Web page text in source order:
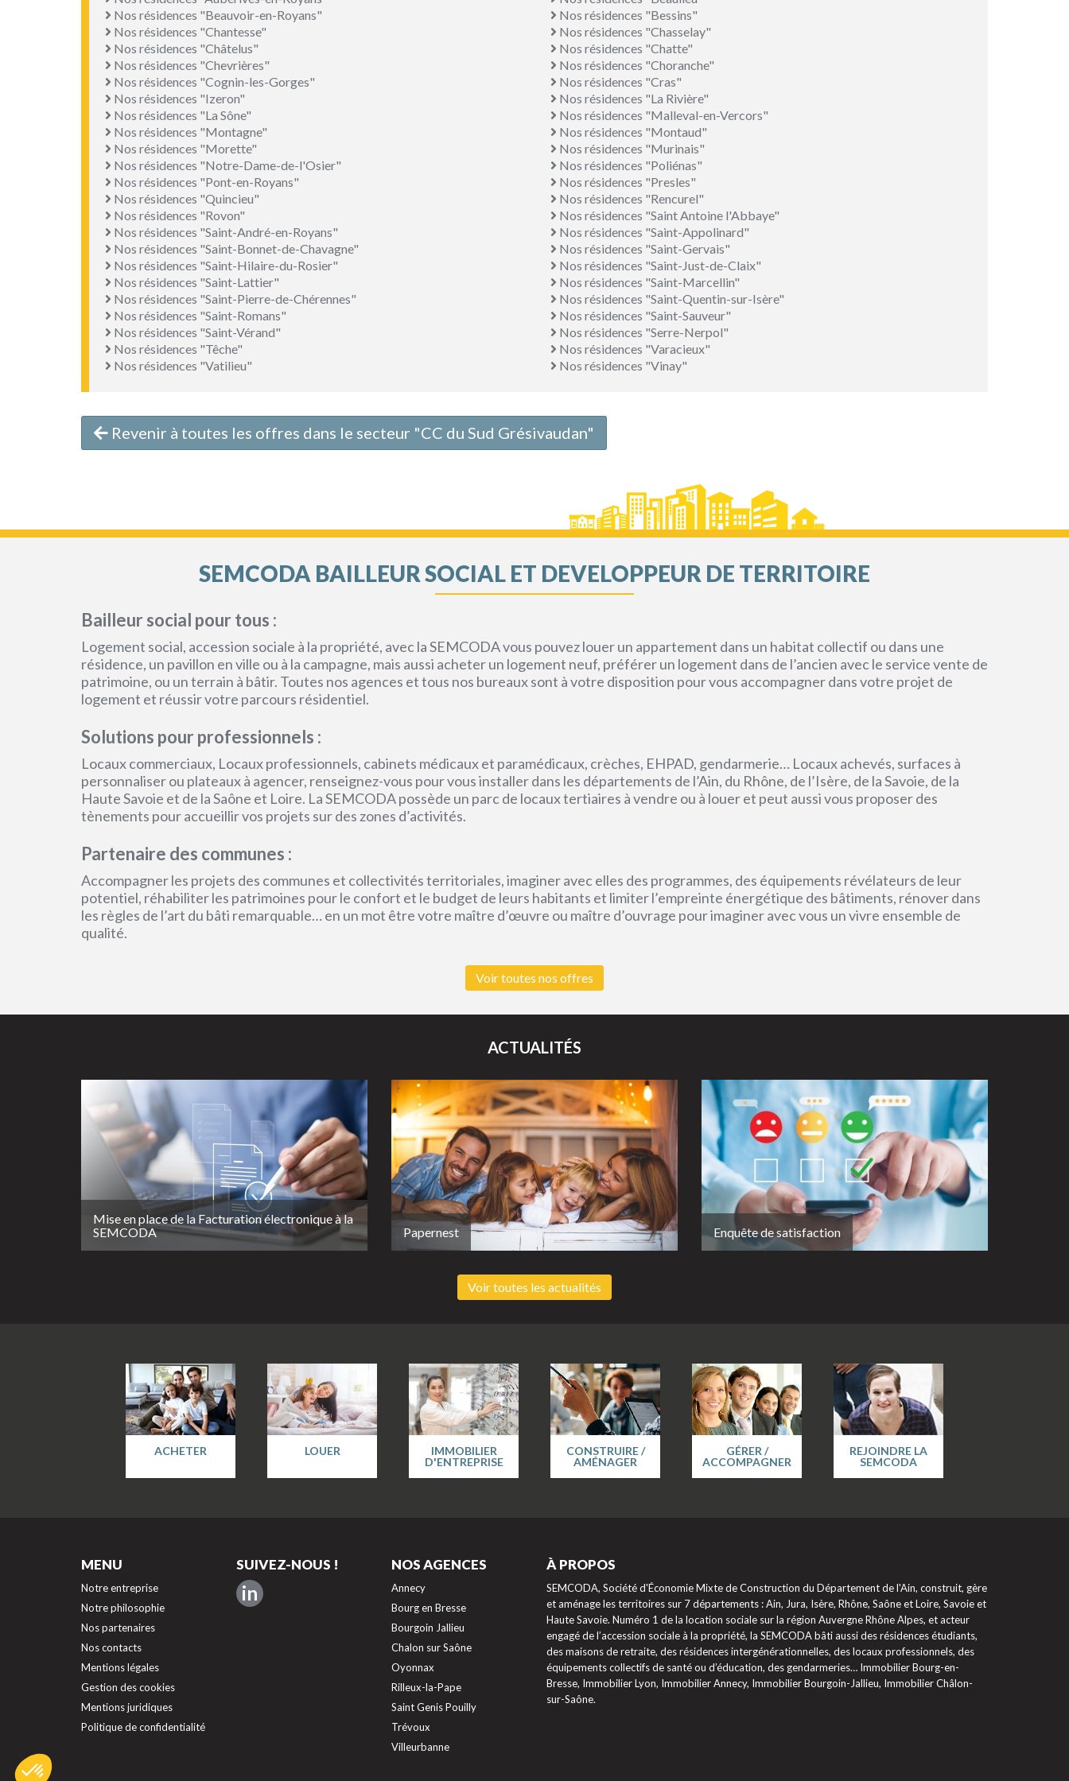
Nos résidences "Beauvoir-en-Royans"
Nos résidences "Bessins"
Nos résidences "Chantesse"
Nos résidences "Chasselay"
Nos résidences "Châtelus"
Nos résidences "Chatte"
Nos résidences "Chevrières"
Nos résidences "Choranche"
Nos résidences "Cognin-les-Gorges"
Nos résidences "Cras"
Nos résidences "Izeron"
Nos résidences "La Rivière"
Nos résidences "La Sône"
Nos résidences "Malleval-en-Vercors"
Nos résidences "Montagne"
Nos résidences "Montaud"
Nos résidences "Morette"
Nos résidences "Murinais"
Nos résidences "Notre-Dame-de-l'Osier"
Nos résidences "Poliénas"
Nos résidences "Pont-en-Royans"
Nos résidences "Presles"
Nos résidences "Quincieu"
Nos résidences "Rencurel"
Nos résidences "Rovon"
Nos résidences "Saint Antoine l'Abbaye"
Nos résidences "Saint-André-en-Royans"
Nos résidences "Saint-Appolinard"
Nos résidences "Saint-Bonnet-de-Chavagne"
Nos résidences "Saint-Gervais"
Nos résidences "Saint-Hilaire-du-Rosier"
Nos résidences "Saint-Just-de-Claix"
Nos résidences "Saint-Lattier"
Nos résidences "Saint-Marcellin"
Nos résidences "Saint-Pierre-de-Chérennes"
Nos résidences "Saint-Quentin-sur-Isère"
Nos résidences "Saint-Romans"
Nos résidences "Saint-Sauveur"
Nos résidences "Saint-Vérand"
Nos résidences "Serre-Nerpol"
Nos résidences "Têche"
Nos résidences "Varacieux"
Nos résidences "Vatilieu"
Nos résidences "Vinay"
Revenir à toutes les offres dans le secteur "CC du Sud Grésivaudan"
SEMCODA BAILLEUR SOCIAL ET DEVELOPPEUR DE TERRITOIRE
Bailleur social pour tous :
Logement social, accession sociale à la propriété, avec la SEMCODA vous pouvez louer un appartement dans un habitat collectif ou dans une
résidence, un pavillon en ville ou à la campagne, mais aussi acheter un logement neuf, préférer un logement dans de l’ancien avec le service vente de
patrimoine, ou un terrain à bâtir. Toutes nos agences et tous nos bureaux sont à votre disposition pour vous accompagner dans votre projet de
logement et réussir votre parcours résidentiel.
Solutions pour professionnels :
Locaux commerciaux, Locaux professionnels, cabinets médicaux et paramédicaux, crèches, EHPAD, gendarmerie… Locaux achevés, surfaces à
personnaliser ou plateaux à agencer, renseignez-vous pour vous installer dans les départements de l’Ain, du Rhône, de l’Isère, de la Savoie, de la
Haute Savoie et de la Saône et Loire. La SEMCODA possède un parc de locaux tertiaires à vendre ou à louer et peut aussi vous proposer des
tènements pour accueillir vos projets sur des zones d’activités.
Partenaire des communes :
Accompagner les projets des communes et collectivités territoriales, imaginer avec elles des programmes, des équipements révélateurs de leur
potentiel, réhabiliter les patrimoines pour le confort et le budget de leurs habitants et limiter l’empreinte énergétique des bâtiments, rénover dans
les règles de l’art du bâti remarquable… en un mot être votre maître d’œuvre ou maître d’ouvrage pour imaginer avec vous un vivre ensemble de
qualité.
Voir toutes nos offres
ACTUALITÉS
Mise en place de la Facturation électronique à la
SEMCODA
Papernest Enquête de satisfaction
Voir toutes les actualités
ACHETER LOUER
IMMOBILIER
D'ENTREPRISE
CONSTRUIRE /
AMÉNAGER
GÉRER /
ACCOMPAGNER
REJOINDRE LA
SEMCODA
MENU
Notre entreprise
Notre philosophie
Nos partenaires
Nos contacts
Mentions légales
Gestion des cookies
Mentions juridiques
Politique de confidentialité
SUIVEZ-NOUS !
in
NOS AGENCES
Annecy
Bourg en Bresse
Bourgoin Jallieu
Chalon sur Saône
Oyonnax
Rilleux-la-Pape
Saint Genis Pouilly
Trévoux
Villeurbanne
À PROPOS
SEMCODA, Société d'Économie Mixte de Construction du Département de l'Ain, construit, gère
et aménage les territoires sur 7 départements : Ain, Jura, Isère, Rhône, Saône et Loire, Savoie et
Haute Savoie. Numéro 1 de la location sociale sur la région Auvergne Rhône Alpes, et acteur
engagé de l’accession sociale à la propriété, la SEMCODA bâti aussi des résidences étudiants,
des maisons de retraite, des résidences intergénérationnelles, des locaux professionnels, des
équipements collectifs de santé ou d’éducation, des gendarmeries… Immobilier Bourg-en-
Bresse, Immobilier Lyon, Immobilier Annecy, Immobilier Bourgoin-Jallieu, Immobilier Châlon-
sur-Saône.
Notre plateforme vous permet d'adapter et de gérer vos paramètres de confidentialité, en garantissant la conformité avec les réglementations. Personnalisez vos préférences pour contrôler la